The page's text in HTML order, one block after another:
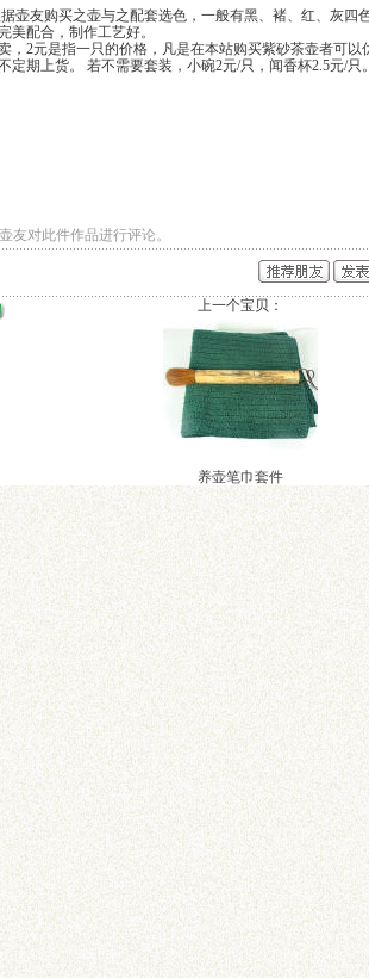
壶友购买之壶与之配套选色，一般有黑、褚、红、灰四
美配合，制作工艺好。
，2元是指一只的价格，凡是在本站购买紫砂茶壶者可
定期上货。 若不需要套装，小碗2元/只，闻香杯2.5元/只
友对此件作品进行评论。
上一个宝贝：
养壶笔巾套件